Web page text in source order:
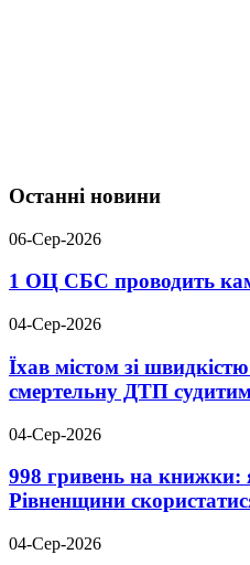
Останні новини
06-Сер-2026
1 ОЦ СБС проводить
04-Сер-2026
Їхав містом зі
смертельну ДТП
04-Сер-2026
998 гривень на книжки:
Рівненщини
04-Сер-2026